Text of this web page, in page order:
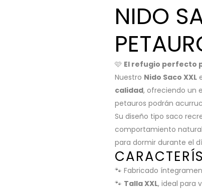
NIDO
🩷 El refugio perfecto
Nuestro Nido Saco XXL
calidad, ofreciendo un
petauros podrán
Su diseño tipo saco
comportamiento
para dormir durante el
🐾 Fabricado
🐾 Talla XXL, ideal para